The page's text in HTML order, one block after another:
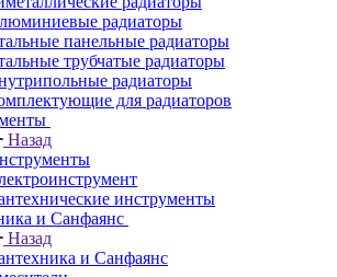
радиаторы
панельные радиаторы
трубчатые радиаторы
радиаторы
для радиаторов
Назад
инструменты
и Санфаянс
Назад
и Санфаянс